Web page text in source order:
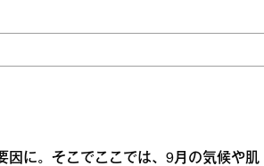
因に。そこでここでは、9月の気候や肌